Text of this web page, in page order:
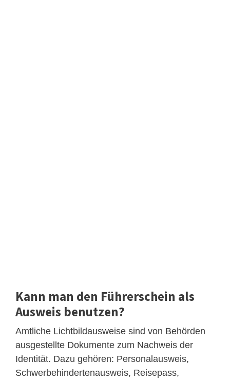
Kann man den Führerschein als
Ausweis benutzen?
Amtliche Lichtbildausweise sind von Behörden
ausgestellte Dokumente zum Nachweis der
Identität. Dazu gehören: Personalausweis,
Schwerbehindertenausweis, Reisepass,